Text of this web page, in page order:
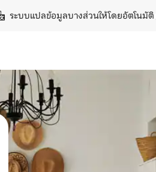
ระบบแปลข้อมูลบางส่วนให้โดยอัตโนมัติ